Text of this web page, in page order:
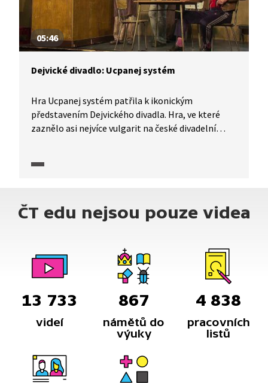
05:46
Dejvické divadlo: Ucpanej systém
Hra Ucpanej systém patřila k ikonickým
představením Dejvického divadla. Hra, ve které
zaznělo asi nejvíce vulgarit na české divadelní
podívat na ukázky z této inscenace i na to, jak
ČT edu nejsou pouze videa
13 733
videí
867
námětů do
výuky
4 838
pracovních
listů